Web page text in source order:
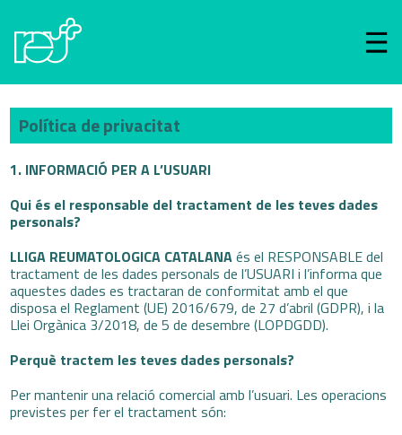
Política de privacitat
1. INFORMACIÓ PER A L’USUARI
Qui és el responsable del tractament de les teves dades
personals?
LLIGA REUMATOLOGICA CATALANAés el RESPONSABLE del
tractament de les dades personals de l’USUARI i l’informa que
aquestes dades es tractaran de conformitat amb el que
disposa el Reglament (UE) 2016/679, de 27 d’abril (GDPR), i la
Llei Orgànica 3/2018, de 5 de desembre (LOPDGDD).
Perquè tractem les teves dades personals?
Per mantenir una relació comercial amb l’usuari. Les operacions
previstes per fer el tractament són: